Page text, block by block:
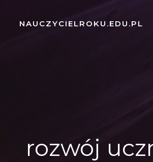
content
NAUCZYCIELROKU.EDU.PL
rozwój